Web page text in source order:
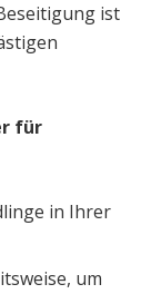
ist
für
in Ihrer
um